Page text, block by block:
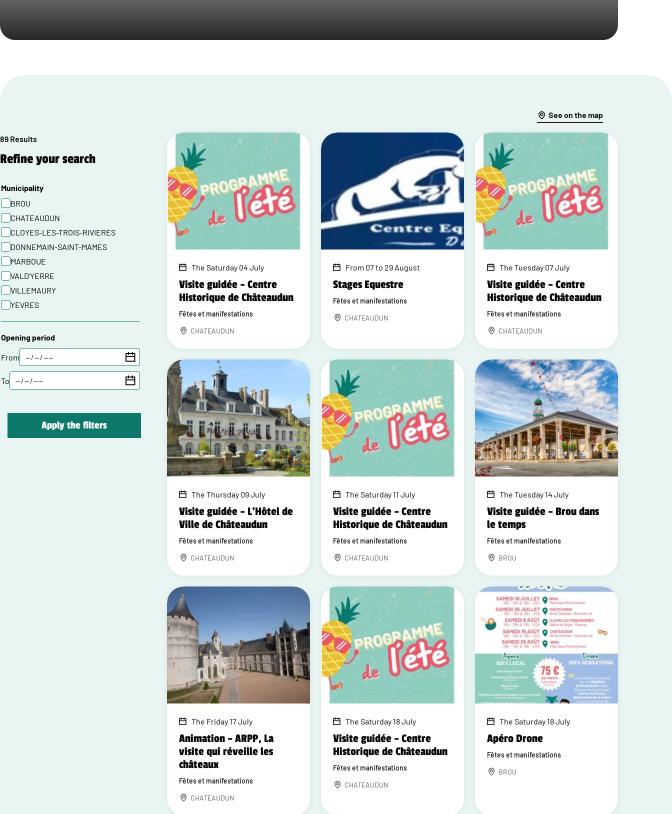
89 Results
Refine your search
Municipality
BROU
CHATEAUDUN
CLOYES-LES-TROIS-RIVIERES
DONNEMAIN-SAINT-MAMES
MARBOUE
VALD'YERRE
VILLEMAURY
YEVRES
Opening period
From
To
Apply the filters
See on the map
The Saturday 04 July
Visite guidée – Centre
Historique de Châteaudun
Fêtes et manifestations
CHATEAUDUN
From 07 to 29 August
Stages Equestre
Fêtes et manifestations
CHATEAUDUN
The Tuesday 07 July
Visite guidée – Centre
Historique de Châteaudun
Fêtes et manifestations
CHATEAUDUN
The Thursday 09 July
Visite guidée – L'Hôtel de
Ville de Châteaudun
Fêtes et manifestations
CHATEAUDUN
The Saturday 11 July
Visite guidée – Centre
Historique de Châteaudun
Fêtes et manifestations
CHATEAUDUN
The Tuesday 14 July
Visite guidée – Brou dans
le temps
Fêtes et manifestations
BROU
The Friday 17 July
Animation – ARPP, La
visite qui réveille les
châteaux
Fêtes et manifestations
CHATEAUDUN
The Saturday 18 July
Visite guidée – Centre
Historique de Châteaudun
Fêtes et manifestations
CHATEAUDUN
The Saturday 18 July
Apéro Drone
Fêtes et manifestations
BROU